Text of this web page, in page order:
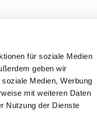
für soziale Medien
geben wir
Medien, Werbung
mit weiteren Daten
Nutzung der Dienste